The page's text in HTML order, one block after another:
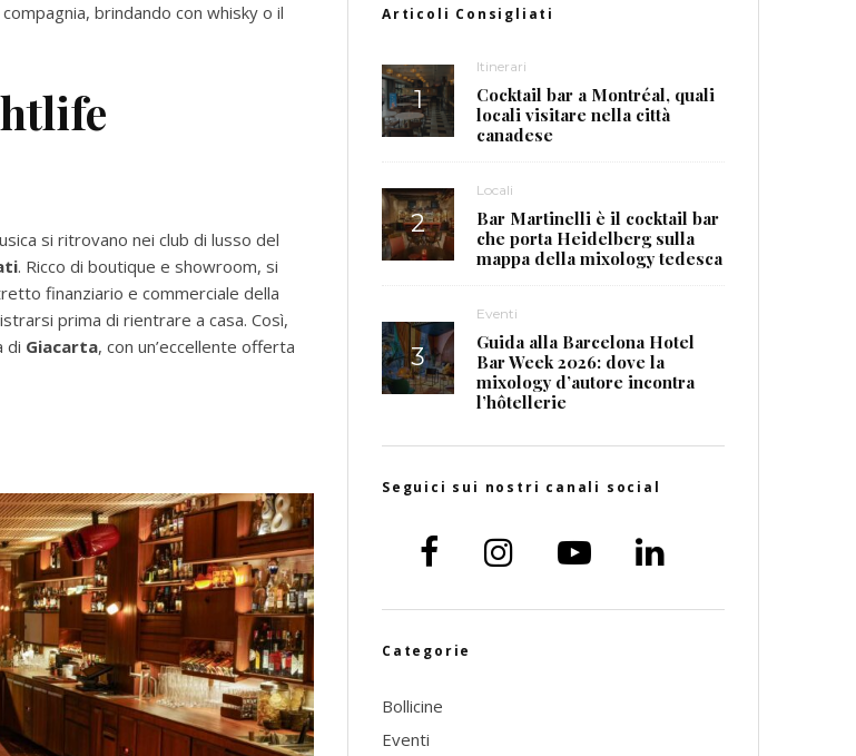
brindando con whisky o il
si ritrovano nei club di lusso del
. Ricco di boutique e showroom, si
finanziario e commerciale della
prima di rientrare a casa. Così,
di Giacarta, con un’eccellente offerta
Articoli Consigliati
Itinerari
Cocktail bar a Montréal, quali
locali visitare nella città
canadese
Locali
Bar Martinelli è il cocktail bar
che porta Heidelberg sulla
mappa della mixology tedesca
Eventi
Guida alla Barcelona Hotel
Bar Week 2026: dove la
mixology d’autore incontra
l’hôtellerie
Seguici sui nostri canali social
Categorie
Bollicine
Eventi